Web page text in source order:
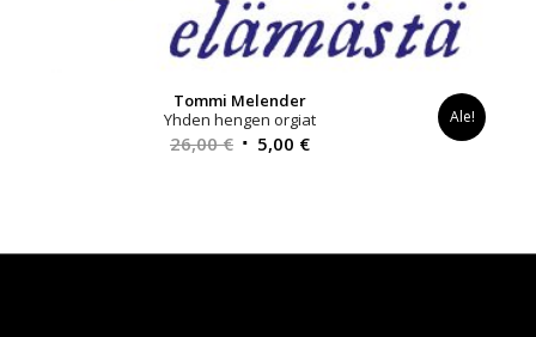
Tommi Melender
Yhden hengen orgiat
26,00€ Alkuperäinen
5,00 €Nykyinen
Ale!